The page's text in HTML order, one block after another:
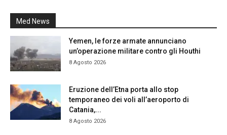
Med News
Yemen, le forze armate annunciano
un’operazione militare contro gli Houthi
8 Agosto 2026
Eruzione dell’Etna porta allo stop
temporaneo dei voli all’aeroporto di
Catania,...
8 Agosto 2026